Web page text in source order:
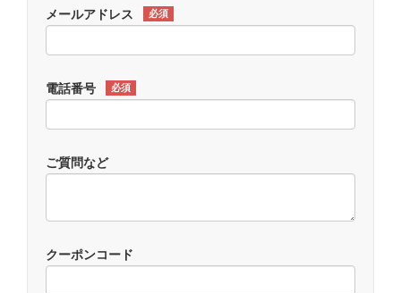
メールアドレス 必須
電話番号 必須
ご質問など
クーポンコード